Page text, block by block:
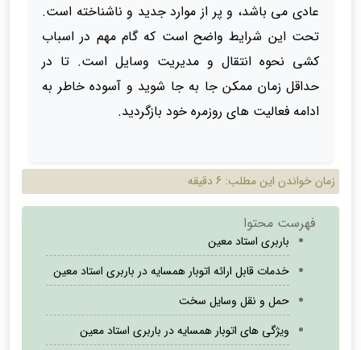
عادی می باشد، و پر از موارد جدید و ناشناخته است.
تحت این شرایط واضح است که گام مهم در اسباب
کشی نحوه انتقال و مدیریت وسایل است. تا در
حداقل زمان ممکن جا به جا شوید و آسوده خاطر به
ادامه فعالیت های روزمره خود بازگردید.
زمان خواندن این مطلب: 6 دقیقه
فهرست محتوا
باربری استاد معین
خدمات قابل ارائه اتوبار همسایه در باربری استاد معین
حمل و نقل وسایل سخت
ویژگی های اتوبار همسایه در باربری استاد معین